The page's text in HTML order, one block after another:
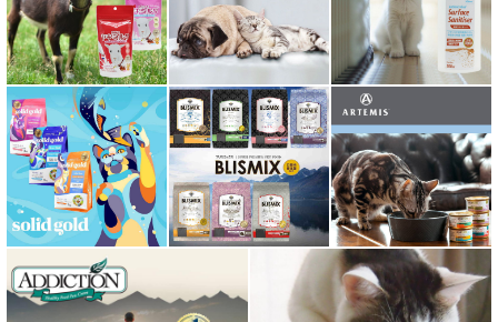
ミルク本舗
ムーラムーラ Moora Moora
ルイトモ RUITOMO
ロザイボトル
ロッカ ROKKA
ワイルドランド Wildes Land
わんぽうやく